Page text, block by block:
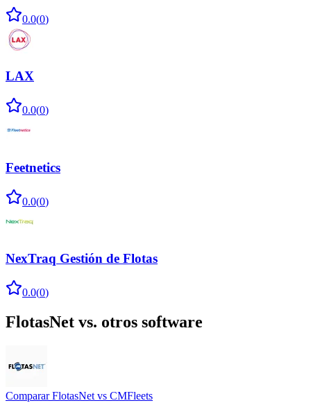
0.0(0)
LAX
0.0(0)
Feetnetics
0.0(0)
NexTraq Gestión de Flotas
0.0(0)
FlotasNet vs. otros software
Comparar FlotasNet vs CMFleets